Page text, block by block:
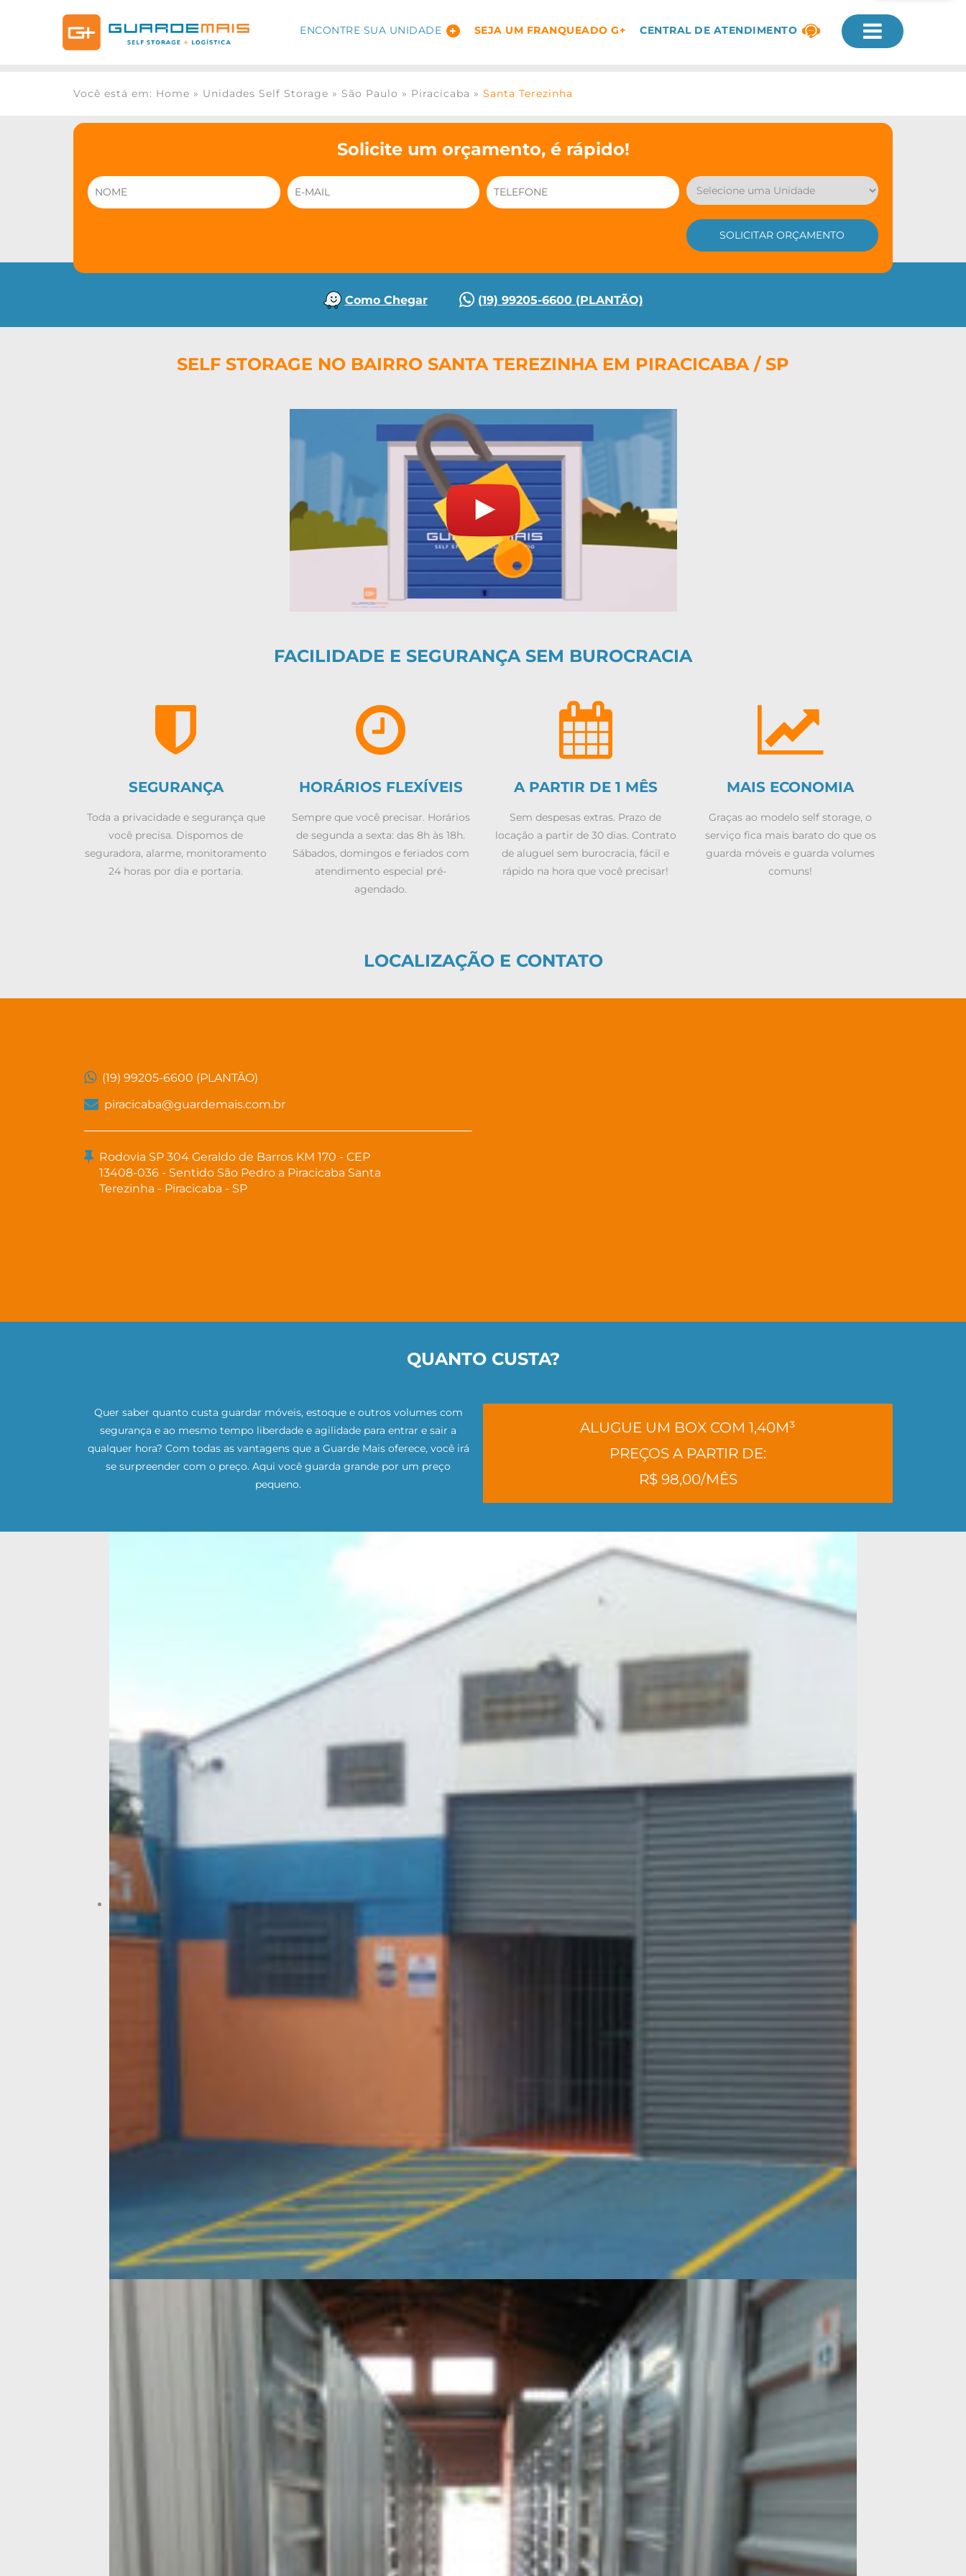
ENCONTRE SUA UNIDADE SEJA UM FRANQUEADO G+ CENTRAL DE ATENDIMENTO
Você está em: Home » Unidades Self Storage » São Paulo » Piracicaba » Santa Terezinha
Solicite um orçamento, é rápido!
Como Chegar (19) 99205-6600 (PLANTÃO)
SELF STORAGE NO BAIRRO SANTA TEREZINHA EM PIRACICABA / SP
FACILIDADE E SEGURANÇA SEM BUROCRACIA
SEGURANÇA
Toda a privacidade e segurança que
você precisa. Dispomos de
seguradora, alarme, monitoramento
24 horas por dia e portaria.
HORÁRIOS FLEXÍVEIS
Sempre que você precisar. Horários
de segunda a sexta: das 8h às 18h.
Sábados, domingos e feriados com
atendimento especial pré-
agendado.
A PARTIR DE 1 MÊS
Sem despesas extras. Prazo de
locação a partir de 30 dias. Contrato
de aluguel sem burocracia, fácil e
rápido na hora que você precisar!
MAIS ECONOMIA
Graças ao modelo self storage, o
serviço fica mais barato do que os
guarda móveis e guarda volumes
comuns!
LOCALIZAÇÃO E CONTATO
(19) 99205-6600 (PLANTÃO)
piracicaba@guardemais.com.br
Rodovia SP 304 Geraldo de Barros KM 170 - CEP
13408-036 - Sentido São Pedro a Piracicaba Santa
Terezinha - Piracicaba - SP
QUANTO CUSTA?
Quer saber quanto custa guardar móveis, estoque e outros volumes com
segurança e ao mesmo tempo liberdade e agilidade para entrar e sair a
qualquer hora? Com todas as vantagens que a Guarde Mais oferece, você irá
se surpreender com o preço. Aqui você guarda grande por um preço
pequeno.
ALUGUE UM BOX COM 1,40M³
PREÇOS A PARTIR DE:
R$ 98,00/MÊS